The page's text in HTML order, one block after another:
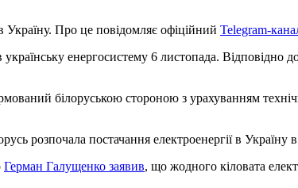
Україну. Про це повідомляє офіційний Telegram-
українську енергосистему 6 листопада.
білоруською стороною з урахуванням
розпочала постачання електроенергії в Україну
Герман Галущенко заявив, що жодного кіловата